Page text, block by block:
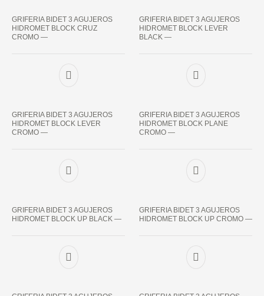
GRIFERIA BIDET 3 AGUJEROS
HIDROMET BLOCK CRUZ
CROMO —
GRIFERIA BIDET 3 AGUJEROS
HIDROMET BLOCK LEVER
BLACK —
GRIFERIA BIDET 3 AGUJEROS
HIDROMET BLOCK LEVER
CROMO —
GRIFERIA BIDET 3 AGUJEROS
HIDROMET BLOCK PLANE
CROMO —
GRIFERIA BIDET 3 AGUJEROS
HIDROMET BLOCK UP BLACK —
GRIFERIA BIDET 3 AGUJEROS
HIDROMET BLOCK UP CROMO —